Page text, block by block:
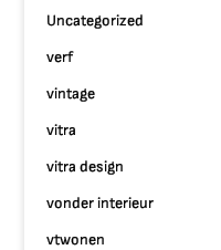
Uncategorized
verf
vintage
vitra
vitra design
vonder interieur
vtwonen